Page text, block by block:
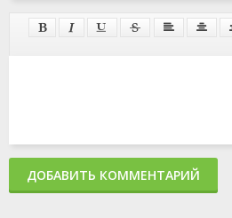
ДОБАВИТЬ КОММЕНТАРИЙ